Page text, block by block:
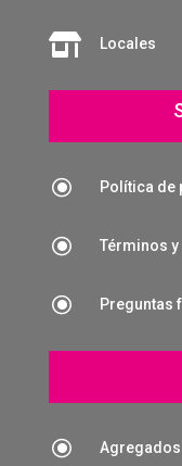
 Locales
\ Política de
\ Términos
\ Preguntas
\